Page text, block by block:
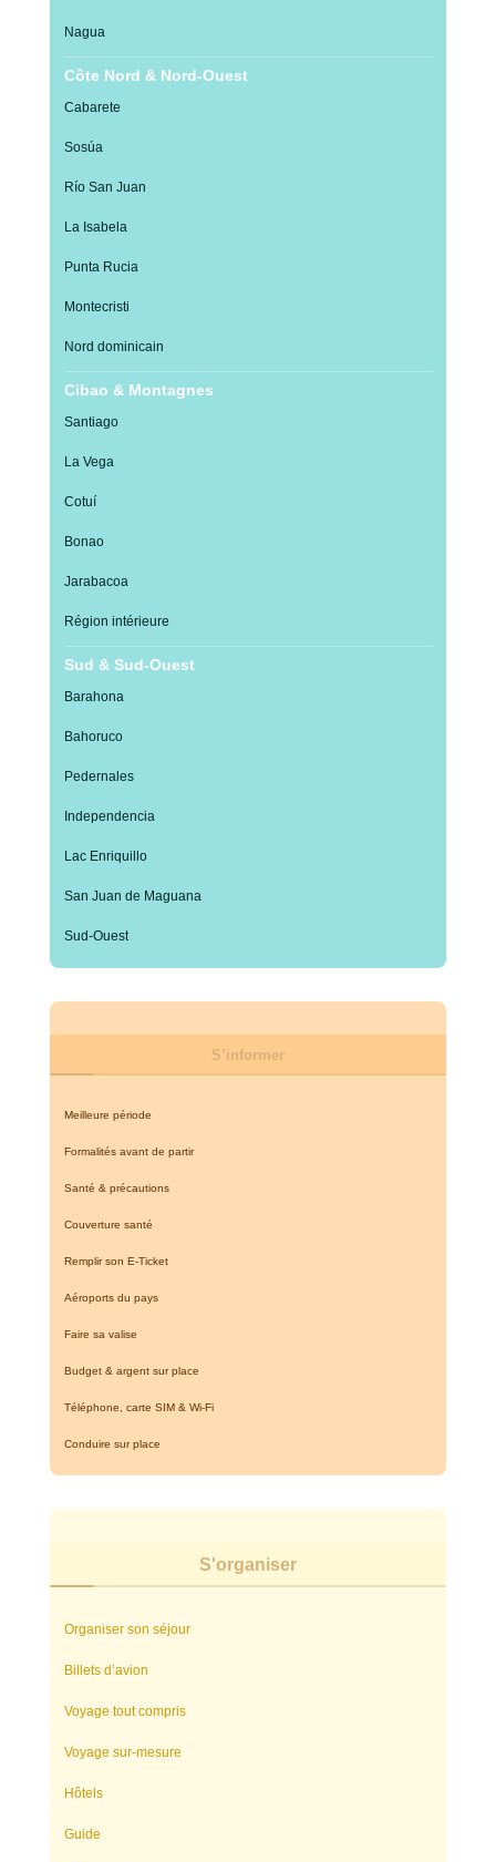
Nagua
Côte Nord & Nord-Ouest
Cabarete
Sosúa
Río San Juan
La Isabela
Punta Rucia
Montecristi
Nord dominicain
Cibao & Montagnes
Santiago
La Vega
Cotuí
Bonao
Jarabacoa
Région intérieure
Sud & Sud-Ouest
Barahona
Bahoruco
Pedernales
Independencia
Lac Enriquillo
San Juan de Maguana
Sud-Ouest
S’informer
Meilleure période
Formalités avant de partir
Santé & précautions
Couverture santé
Remplir son E-Ticket
Aéroports du pays
Faire sa valise
Budget & argent sur place
Téléphone, carte SIM & Wi-Fi
Conduire sur place
S'organiser
Organiser son séjour
Billets d’avion
Voyage tout compris
Voyage sur-mesure
Hôtels
Guide